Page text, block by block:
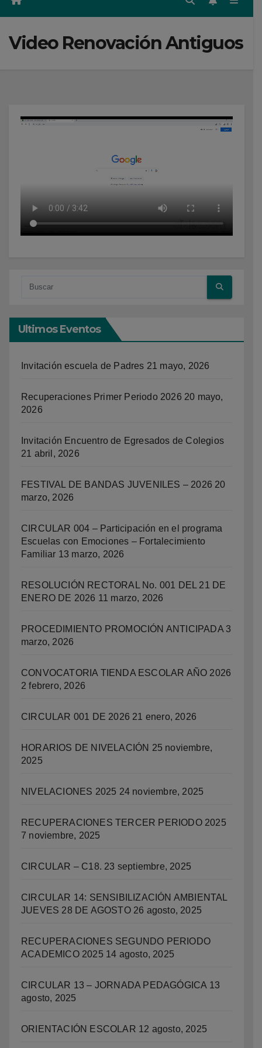
Video Renovación Antiguos
Ultimos Eventos
Invitación escuela de Padres 21 mayo, 2026
Recuperaciones Primer Periodo 2026 20 mayo,
2026
Invitación Encuentro de Egresados de Colegios
21 abril, 2026
FESTIVAL DE BANDAS JUVENILES – 2026 20
marzo, 2026
CIRCULAR 004 – Participación en el programa
Escuelas con Emociones – Fortalecimiento
Familiar 13 marzo, 2026
RESOLUCIÓN RECTORAL No. 001 DEL 21 DE
ENERO DE 2026 11 marzo, 2026
PROCEDIMIENTO PROMOCIÓN ANTICIPADA 3
marzo, 2026
CONVOCATORIA TIENDA ESCOLAR AÑO 2026
2 febrero, 2026
CIRCULAR 001 DE 2026 21 enero, 2026
HORARIOS DE NIVELACIÓN 25 noviembre,
2025
NIVELACIONES 2025 24 noviembre, 2025
RECUPERACIONES TERCER PERIODO 2025
7 noviembre, 2025
CIRCULAR – C18. 23 septiembre, 2025
CIRCULAR 14: SENSIBILIZACIÓN AMBIENTAL
JUEVES 28 DE AGOSTO 26 agosto, 2025
RECUPERACIONES SEGUNDO PERIODO
ACADEMICO 2025 14 agosto, 2025
CIRCULAR 13 – JORNADA PEDAGÓGICA 13
agosto, 2025
ORIENTACIÓN ESCOLAR 12 agosto, 2025